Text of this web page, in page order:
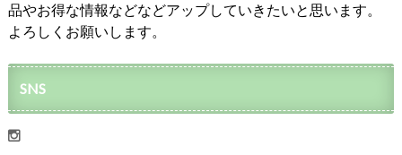
品やお得な情報などなどアップしていきたいと思います。
よろしくお願いします。
SNS